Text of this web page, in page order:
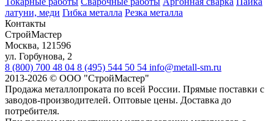
латуни, меди Гибка металла Резка металла
Контакты
СтройМастер
Москва, 121596
ул. Горбунова, 2
8 (800) 700 48 04 8 (495) 544 50 54 info@metall-sm.ru
2013-2026 © ООО "СтройМастер"
Продажа металлопроката по всей России. Прямые поставки с
заводов-производителей. Оптовые цены. Доставка до
потребителя.